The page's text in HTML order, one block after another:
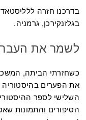
בדרכנו חזרה
בגלזנקירכן, גרמניה.
לשמר את העבר
את הפערים
השלישי לספר
הסיפורים והתמונות